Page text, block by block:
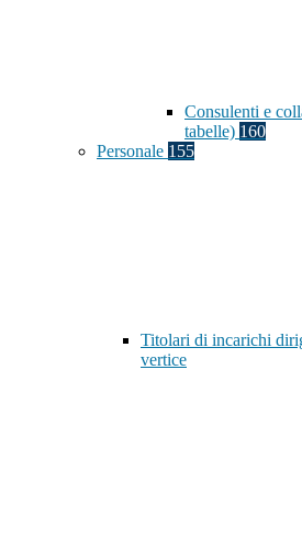
Consulenti e
tabelle) 160
Personale 155
Titolari di incarichi
vertice